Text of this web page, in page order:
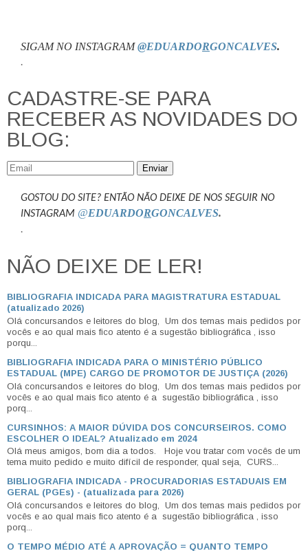
SIGAM NO INSTAGRAM@EDUARDORGONCALVES.
.
CADASTRE-SE PARA
RECEBER AS NOVIDADES DO
BLOG:
Enviar
GOSTOU DO SITE? ENTÃO NÃO DEIXE DE NOS SEGUIR NO
INSTAGRAM @EDUARDORGONCALVES.
.
NÃO DEIXE DE LER!
BIBLIOGRAFIA INDICADA PARA MAGISTRATURA ESTADUAL
(atualizado 2026)
Olá concursandos e leitores do blog, Um dos temas mais pedidos por
vocês e ao qual mais fico atento é a sugestão bibliográfica , isso
porqu...
BIBLIOGRAFIA INDICADA PARA O MINISTÉRIO PÚBLICO
ESTADUAL (MPE) CARGO DE PROMOTOR DE JUSTIÇA (2026)
Olá concursandos e leitores do blog, Um dos temas mais pedidos por
vocês e ao qual mais fico atento é a sugestão bibliográfica , isso
porq...
CURSINHOS: A MAIOR DÚVIDA DOS CONCURSEIROS. COMO
ESCOLHER O IDEAL? Atualizado em 2024
Olá meus amigos, bom dia a todos. Hoje vou tratar com vocês de um
tema muito pedido e muito difícil de responder, qual seja, CURS...
BIBLIOGRAFIA INDICADA - PROCURADORIAS ESTADUAIS EM
GERAL (PGEs) - (atualizada para 2026)
Olá concursandos e leitores do blog, Um dos temas mais pedidos por
vocês e ao qual mais fico atento é a sugestão bibliográfica , isso
porq...
O TEMPO MÉDIO ATÉ A APROVAÇÃO = QUANTO TEMPO